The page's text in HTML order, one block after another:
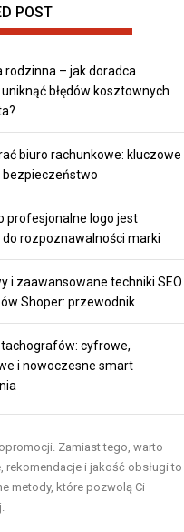
POST
rodzinna – jak doradca
błędów kosztownych
biuro rachunkowe: kluczowe
bezpieczeństwo
profesjonalne logo jest
rozpoznawalności marki
i zaawansowane techniki SEO
Shoper: przewodnik
cyfrowe,
i nowoczesne smart
Zamiast tego, warto
i jakość obsługi to
metody, które pozwolą Ci